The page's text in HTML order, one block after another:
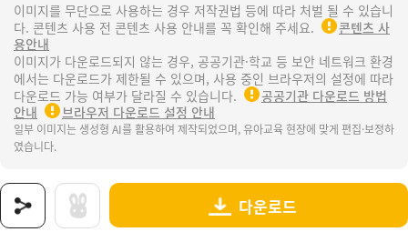
이미지를 무단으로 사용하는 경우 저작권법 등에 따라 처벌 될 수 있습니
다. 콘텐츠 사용 전 콘텐츠 사용 안내를 꼭 확인해 주세요.
콘텐츠 사
용안내
이미지가 다운로드되지 않는 경우, 공공기관·학교 등 보안 네트워크 환경
에서는 다운로드가 제한될 수 있으며, 사용 중인 브라우저의 설정에 따라
다운로드 가능 여부가 달라질 수 있습니다.
공공기관 다운로드 방법
안내
브라우저 다운로드 설정 안내
일부 이미지는 생성형 AI를 활용하여 제작되었으며, 유아교육 현장에 맞게 편집·보정하
였습니다.
다운로드